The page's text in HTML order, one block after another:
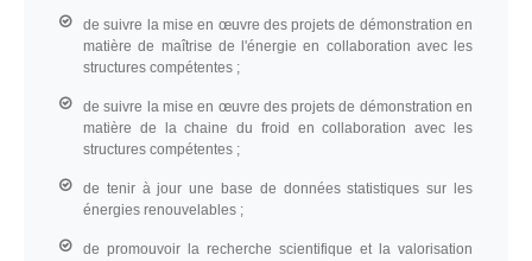
de suivre la mise en œuvre des projets de démonstration en
matière de maîtrise de l'énergie en collaboration avec les
structures compétentes ;
de suivre la mise en œuvre des projets de démonstration en
matière de la chaine du froid en collaboration avec les
structures compétentes ;
de tenir à jour une base de données statistiques sur les
énergies renouvelables ;
de promouvoir la recherche scientifique et la valorisation